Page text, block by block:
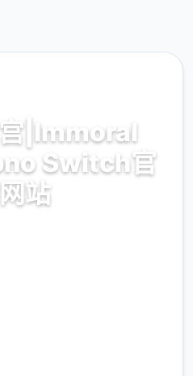
|Immoral
Switch官
站